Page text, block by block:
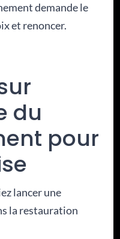
demande le
et renoncer.
du
pour
lancer une
la restauration